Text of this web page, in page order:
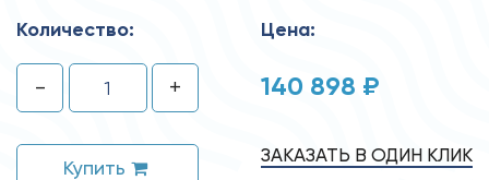
Количество:
- +
Купить
Цена:
140 898 ₽
ЗАКАЗАТЬ В ОДИН КЛИК